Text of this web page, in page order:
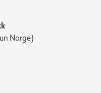
Norge)